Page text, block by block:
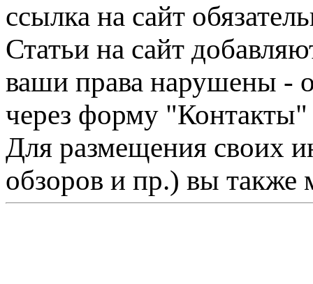
ссылка на сайт
Статьи на сайт
ваши права нарушены -
через форму "Контакты"
Для размещения своих
обзоров и пр.) вы также